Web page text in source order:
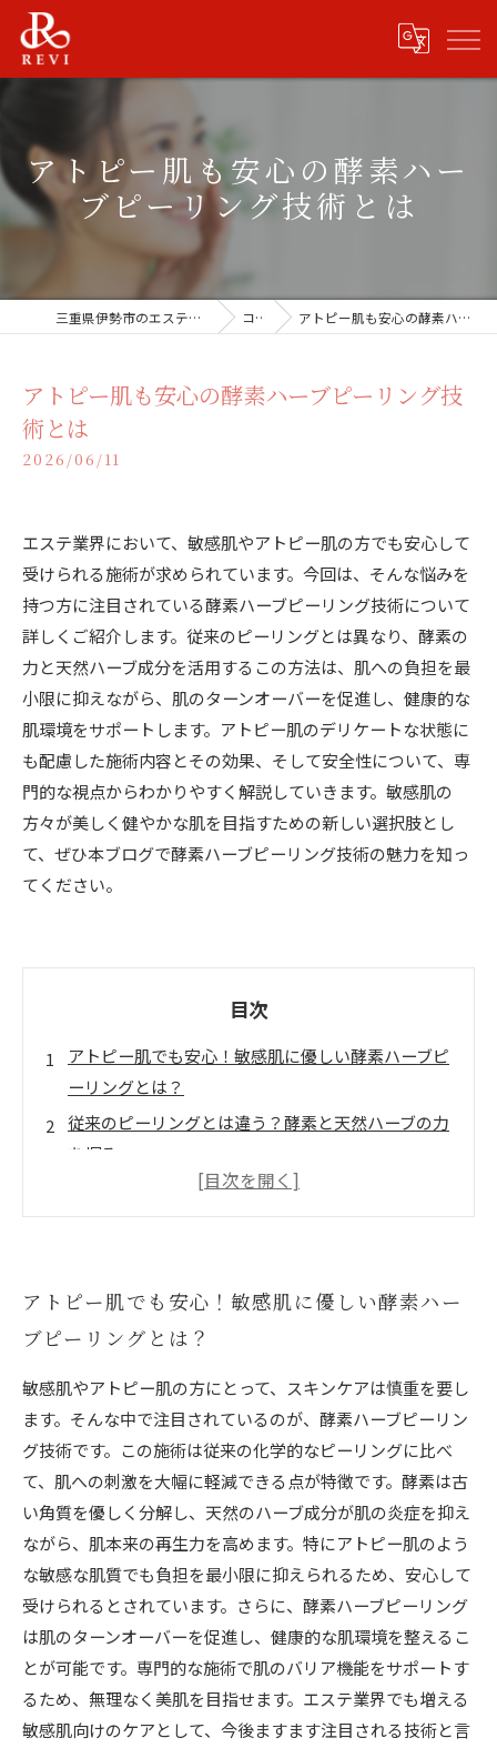
アトピー肌も安心の酵素ハー
ブピーリング技術とは
三重県伊勢市のエステならREVISHOP 伊勢店 コラム アトピー肌も安心の酵素ハーブピーリング技術とは
アトピー肌も安心の酵素ハーブピーリング技
術とは
2026/06/11
エステ業界において、敏感肌やアトピー肌の方でも安心して
受けられる施術が求められています。今回は、そんな悩みを
持つ方に注目されている酵素ハーブピーリング技術について
詳しくご紹介します。従来のピーリングとは異なり、酵素の
力と天然ハーブ成分を活用するこの方法は、肌への負担を最
小限に抑えながら、肌のターンオーバーを促進し、健康的な
肌環境をサポートします。アトピー肌のデリケートな状態に
も配慮した施術内容とその効果、そして安全性について、専
門的な視点からわかりやすく解説していきます。敏感肌の
方々が美しく健やかな肌を目指すための新しい選択肢とし
て、ぜひ本ブログで酵素ハーブピーリング技術の魅力を知っ
てください。
目次
アトピー肌でも安心！敏感肌に優しい酵素ハーブピ
ーリングとは？
従来のピーリングとは違う？酵素と天然ハーブの力
を探る
酵素ハーブピーリングが肌のターンオーバーを促進
する理由
健康的な肌へ
酵素ハーブピーリングの基本と効果的なケア方法ま
とめ
アトピー肌ケアの新定番！エステで注目の酵素ハー
ブピーリング技術
アトピー肌でも安心！敏感肌に優しい酵素ハー
ブピーリングとは？
敏感肌やアトピー肌の方にとって、スキンケアは慎重を要し
ます。そんな中で注目されているのが、酵素ハーブピーリン
グ技術です。この施術は従来の化学的なピーリングに比べ
て、肌への刺激を大幅に軽減できる点が特徴です。酵素は古
い角質を優しく分解し、天然のハーブ成分が肌の炎症を抑え
ながら、肌本来の再生力を高めます。特にアトピー肌のよう
な敏感な肌質でも負担を最小限に抑えられるため、安心して
受けられるとされています。さらに、酵素ハーブピーリング
は肌のターンオーバーを促進し、健康的な肌環境を整えるこ
とが可能です。専門的な施術で肌のバリア機能をサポートす
るため、無理なく美肌を目指せます。エステ業界でも増える
敏感肌向けのケアとして、今後ますます注目される技術と言